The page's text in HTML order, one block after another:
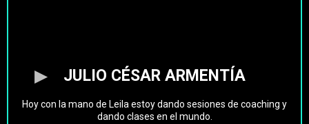
JULIO CÉSAR ARMENTÍA
Hoy con la mano de Leila estoy dando sesiones de coaching y
dando clases en el mundo.